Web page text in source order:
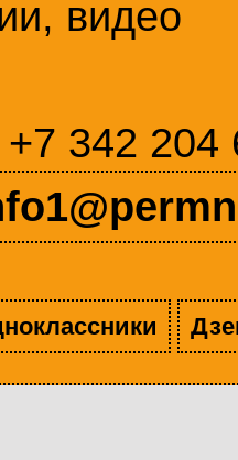
видео
+7 342 204